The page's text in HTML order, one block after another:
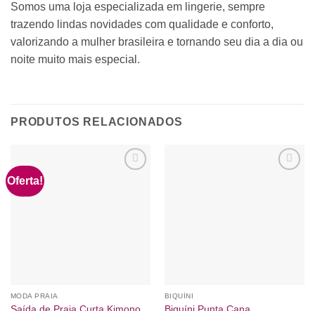
Somos uma loja especializada em lingerie, sempre
trazendo lindas novidades com qualidade e conforto,
valorizando a mulher brasileira e tornando seu dia a dia ou
noite muito mais especial.
PRODUTOS RELACIONADOS
Oferta!
MODA PRAIA
Saída de Praia Curta Kimono
BIQUÍNI
Biquíni Punta Cana